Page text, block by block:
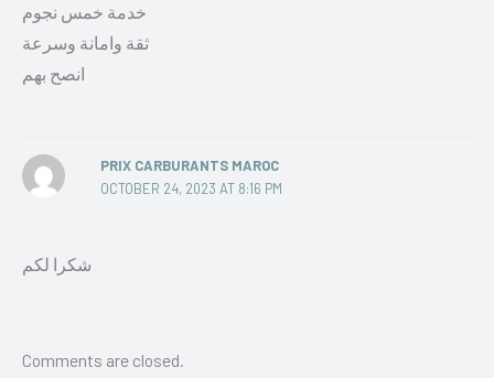
خدمة خمس نجوم
ثقة وامانة وسرعة
انصح بهم
PRIX CARBURANTS MAROC
OCTOBER 24, 2023 AT 8:16 PM
شكرا لكم
Comments are closed.